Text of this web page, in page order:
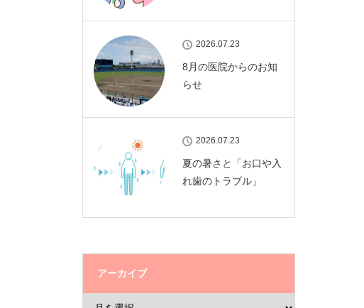
2026.07.23
8月の医院からのお知
らせ
2026.07.23
夏の暑さと「お口や入
れ歯のトラブル」
アーカイブ